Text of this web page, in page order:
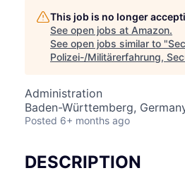
This job is no longer
See open jobs at Amazon.
See open jobs similar to "
Polizei-/Militärerfahrung,
Administration
Baden-Württemberg,
Posted 6+ months ago
DESCRIPTION